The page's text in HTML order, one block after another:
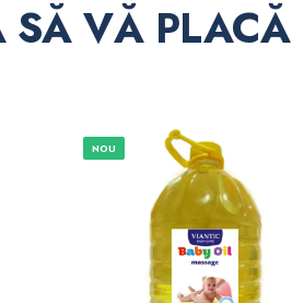
SĂ VĂ PLACĂ
NOU